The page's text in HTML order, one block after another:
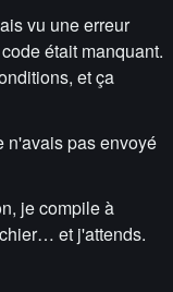
vu une erreur
était manquant.
et ça
pas envoyé
je compile à
et j'attends.